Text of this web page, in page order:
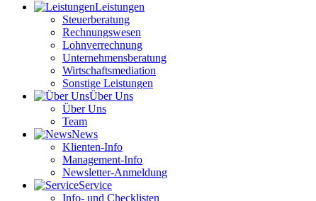
Leistungen
Steuerberatung
Rechnungswesen
Lohnverrechnung
Unternehmensberatung
Wirtschaftsmediation
Sonstige Leistungen
Über Uns
Über Uns
Team
News
Klienten-Info
Management-Info
Newsletter-Anmeldung
Service
Info- und Checklisten